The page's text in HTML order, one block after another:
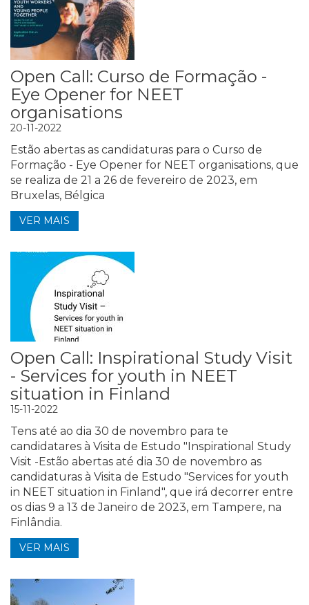
Open Call: Curso de Formação -
Eye Opener for NEET
organisations
20-11-2022
Estão abertas as candidaturas para o Curso de
Formação - Eye Opener for NEET organisations, que
se realiza de 21 a 26 de fevereiro de 2023, em
Bruxelas, Bélgica
VER MAIS
Open Call: Inspirational Study Visit
- Services for youth in NEET
situation in Finland
15-11-2022
Tens até ao dia 30 de novembro para te
candidatares à Visita de Estudo "Inspirational Study
Visit -Estão abertas até dia 30 de novembro as
candidaturas à Visita de Estudo "Services for youth
in NEET situation in Finland", que irá decorrer entre
os dias 9 a 13 de Janeiro de 2023, em Tampere, na
Finlândia.
VER MAIS